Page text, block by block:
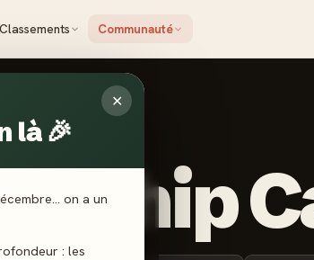
Classements Communauté
✕
là 🎉
on a un
: les